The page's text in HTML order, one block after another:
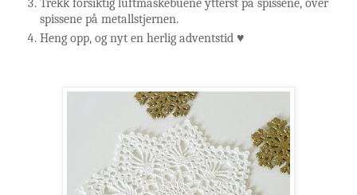
Trekk forsiktig luftmaskebuene ytterst på spissene, over
spissene på metallstjernen.
Heng opp, og nyt en herlig adventstid ♥